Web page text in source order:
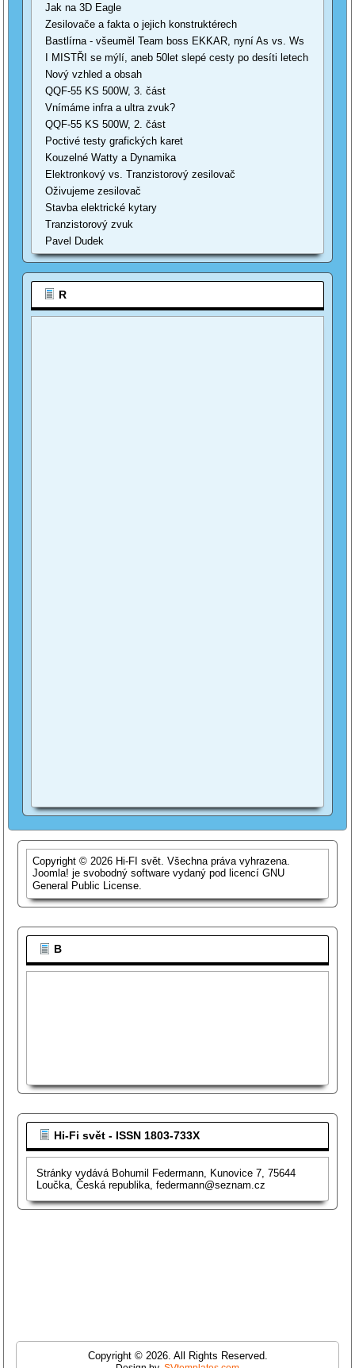
Jak na 3D Eagle
Zesilovače a fakta o jejich konstruktérech
Bastlírna - všeuměl Team boss EKKAR, nyní As vs. Ws
I MISTŘI se mýlí, aneb 50let slepé cesty po desíti letech
Nový vzhled a obsah
QQF-55 KS 500W, 3. část
Vnímáme infra a ultra zvuk?
QQF-55 KS 500W, 2. část
Poctivé testy grafických karet
Kouzelné Watty a Dynamika
Elektronkový vs. Tranzistorový zesilovač
Oživujeme zesilovač
Stavba elektrické kytary
Tranzistorový zvuk
Pavel Dudek
R
Copyright © 2026 Hi-FI svět. Všechna práva vyhrazena.
Joomla! je svobodný software vydaný pod licencíGNU
General Public License.
B
Hi-Fi svět - ISSN 1803-733X
Stránky vydává Bohumil Federmann, Kunovice 7, 75644
Loučka, Česká republika, federmann@seznam.cz
Copyright © 2026. All Rights Reserved.